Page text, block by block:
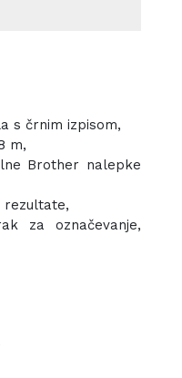
s črnim izpisom,
m,
Brother nalepke
rezultate,
za označevanje,